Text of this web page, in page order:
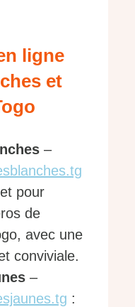
ligne
et
–
pour
de
avec une
conviviale.
–
: